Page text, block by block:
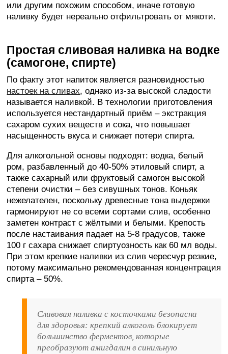
или другим похожим способом, иначе готовую
наливку будет нереально отфильтровать от мякоти.
Простая сливовая наливка на водке
(самогоне, спирте)
По факту этот напиток является разновидностью
настоек на сливах, однако из-за высокой сладости
называется наливкой. В технологии приготовления
используется нестандартный приём – экстракция
сахаром сухих веществ и сока, что повышает
насыщенность вкуса и снижает потери спирта.
Для алкогольной основы подходят: водка, белый
ром, разбавленный до 40-50% этиловый спирт, а
также сахарный или фруктовый самогон высокой
степени очистки – без сивушных тонов. Коньяк
нежелателен, поскольку древесные тона выдержки
гармонируют не со всеми сортами слив, особенно
заметен контраст с жёлтыми и белыми. Крепость
после настаивания падает на 5-8 градусов, также
100 г сахара снижает спиртуозность как 60 мл воды.
При этом крепкие наливки из слив чересчур резкие,
потому максимально рекомендованная концентрация
спирта – 50%.
Сливовая наливка с косточками безопасна
для здоровья: крепкий алкоголь блокирует
большинство ферментов, которые
преобразуют амигдалин в синильную